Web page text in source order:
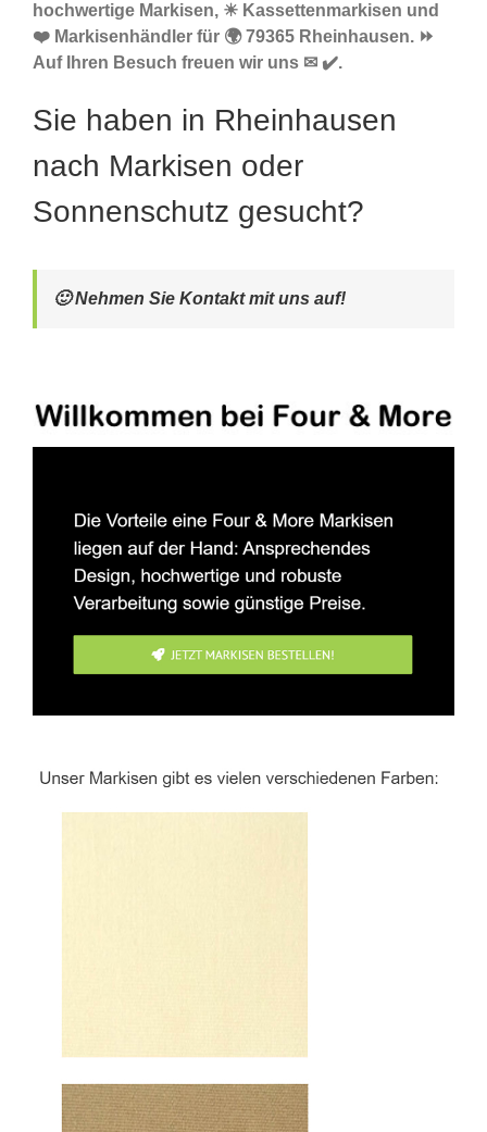
hochwertige Markisen, ☀ Kassettenmarkisen und
❤️ Markisenhändler für 🌍 79365 Rheinhausen. ⏩
Auf Ihren Besuch freuen wir uns ✉ ✔️.
Sie haben in Rheinhausen
nach Markisen oder
Sonnenschutz gesucht?
🙂 Nehmen Sie Kontakt mit uns auf!